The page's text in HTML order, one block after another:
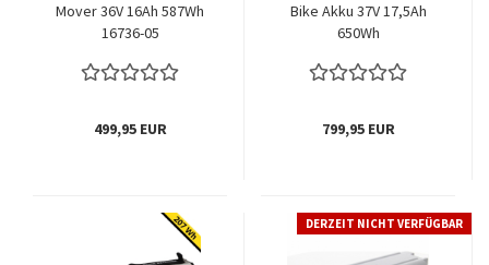
Mover 36V 16Ah 587Wh
16736-05
499,95 EUR
Bike Akku 37V 17,5Ah
650Wh
799,95 EUR
DERZEIT NICHT VERFÜGBAR